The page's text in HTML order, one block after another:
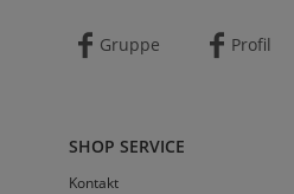
Gruppe Profil
SHOP SERVICE
Kontakt